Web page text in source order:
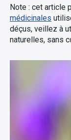
Note : cet article
médicinales
déçus, veillez à
naturelles, sans